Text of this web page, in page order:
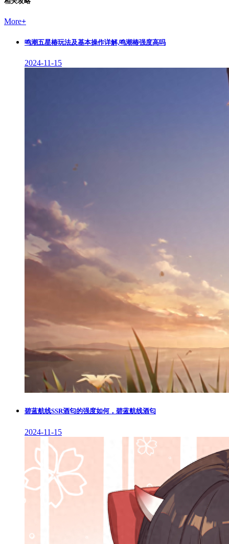
More+
鸣潮五星椿玩法及基本操作详解,鸣潮椿强度高吗
2024-11-15
碧蓝航线SSR酒匂的强度如何，碧蓝航线酒匂
2024-11-15